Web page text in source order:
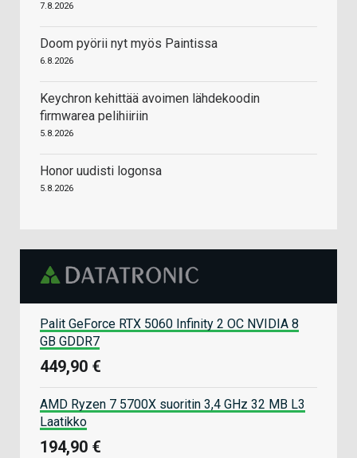
7.8.2026
Doom pyörii nyt myös Paintissa
6.8.2026
Keychron kehittää avoimen lähdekoodin
firmwarea pelihiiriin
5.8.2026
Honor uudisti logonsa
5.8.2026
Palit GeForce RTX 5060 Infinity 2 OC NVIDIA 8
GB GDDR7
449,90 €
AMD Ryzen 7 5700X suoritin 3,4 GHz 32 MB L3
Laatikko
194,90 €